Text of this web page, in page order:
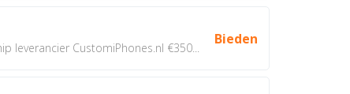
leverancier CustomiPhones.nl €350...
Bieden